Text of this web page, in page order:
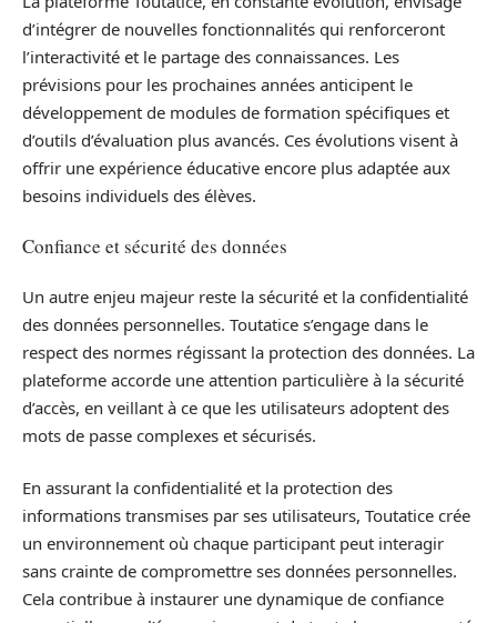
d’intégrer de nouvelles fonctionnalités qui renforceront
l’interactivité et le partage des connaissances. Les
prévisions pour les prochaines années anticipent le
développement de modules de formation spécifiques et
d’outils d’évaluation plus avancés. Ces évolutions visent à
offrir une expérience éducative encore plus adaptée aux
besoins individuels des élèves.
Confiance et sécurité des données
Un autre enjeu majeur reste la sécurité et la confidentialité
des données personnelles. Toutatice s’engage dans le
respect des normes régissant la protection des données. La
plateforme accorde une attention particulière à la sécurité
d’accès, en veillant à ce que les utilisateurs adoptent des
mots de passe complexes et sécurisés.
En assurant la confidentialité et la protection des
informations transmises par ses utilisateurs, Toutatice crée
un environnement où chaque participant peut interagir
sans crainte de compromettre ses données personnelles.
Cela contribue à instaurer une dynamique de confiance